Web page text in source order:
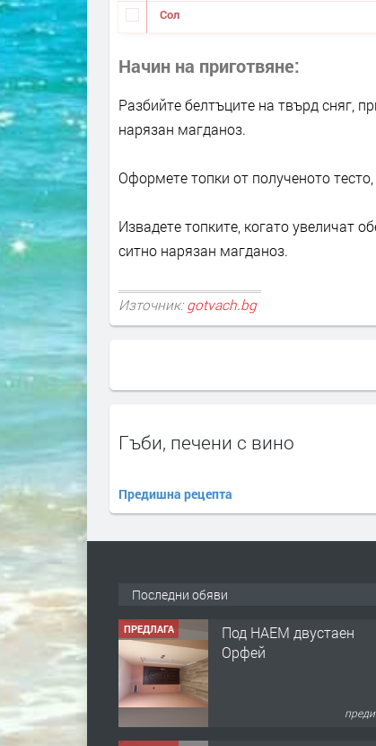
Сол
Начин на приготвяне
Разбийте белтъците на твърд сняг,
нарязан магданоз.
Оформете топки от полученото
Извадете топките, когато увеличат
ситно нарязан магданоз.
Източник: gotvach.bg
Гъби, печени с вино
Предишна рецепта
Последни обяви
ПРЕДЛАГА
Под НАЕМ двустаен
Орфей